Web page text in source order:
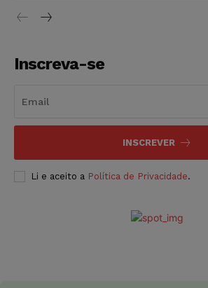
Inscreva-se
INSCREVER
Li e aceito a Política de Privacidade.